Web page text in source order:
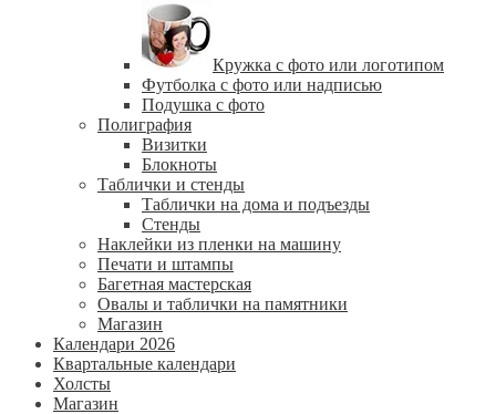
Кружка с фото или логотипом
Футболка с фото или надписью
Подушка с фото
Полиграфия
Визитки
Блокноты
Таблички и стенды
Таблички на дома и подъезды
Стенды
Наклейки из пленки на машину
Печати и штампы
Багетная мастерская
Овалы и таблички на памятники
Магазин
Календари 2026
Квартальные календари
Холсты
Магазин